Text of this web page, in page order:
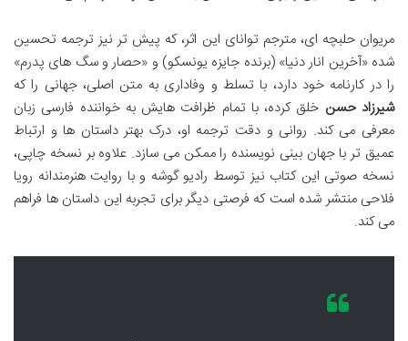
مریوان حلبچه ای، مترجم توانای این اثر، که پیش تر نیز ترجمه تحسین
شده «آخرین انار دنیا» (برنده جایزه یونسکو) و «حصار و سگ های پدرم»
را در کارنامه خود دارد، با تسلط و وفاداری به متن اصلی، جهانی را که
شیرزاد حسن خلق کرده، با تمام ظرافت هایش به خواننده فارسی زبان
معرفی می کند. روانی و دقت ترجمه او، درک بهتر داستان ها و ارتباط
عمیق تر با جهان بینی نویسنده را ممکن می سازد. علاوه بر نسخه چاپی،
نسخه صوتی این کتاب نیز توسط رادیو گوشه و با روایت هنرمندانه رویا
فلاحی منتشر شده است که فرصتی دیگر برای تجربه این داستان ها فراهم
می کند.